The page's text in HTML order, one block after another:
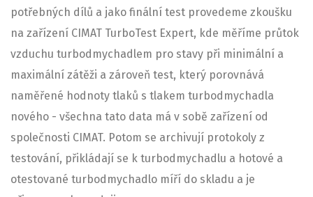
potřebných dílů a jako finální test provedeme zkoušku
na zařízení CIMAT TurboTest Expert, kde měříme průtok
vzduchu turbodmychadlem pro stavy při minimální a
maximální zátěži a zároveň test, který porovnává
naměřené hodnoty tlaků s tlakem turbodmychadla
nového - všechna tato data má v sobě zařízení od
společnosti CIMAT. Potom se archivují protokoly z
testování, přikládají se k turbodmychadlu a hotové a
otestované turbodmychadlo míří do skladu a je